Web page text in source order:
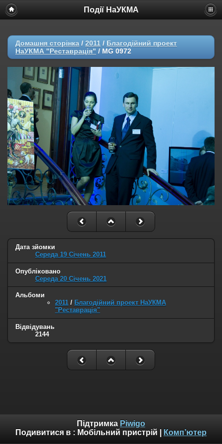
Події НаУКМА
Домашня сторінка / 2011 / Благодійний проект
НаУКМА "Реставрація" / MG 0972
Дата зйомки
Середа 19 Січень 2011
Опубліковано
Середа 20 Січень 2021
Альбоми
2011 / Благодійний проект НаУКМА
"Реставрація"
Відвідувань
2144
Підтримка Piwigo
Подивитися в : Мобільний пристрій Комп’ютер